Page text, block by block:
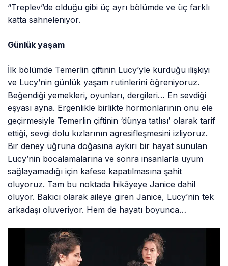
“Treplev”de olduğu gibi üç ayrı bölümde ve üç farklı
katta sahneleniyor.
Günlük yaşam
İlk bölümde Temerlin çiftinin Lucy’yle kurduğu ilişkiyi
ve Lucy’nin günlük yaşam rutinlerini öğreniyoruz.
Beğendiği yemekleri, oyunları, dergileri… En sevdiği
eşyası ayna. Ergenlikle birlikte hormonlarının onu ele
geçirmesiyle Temerlin çiftinin ‘dünya tatlısı’ olarak tarif
ettiği, sevgi dolu kızlarının agresifleşmesini izliyoruz.
Bir deney uğruna doğasına aykırı bir hayat sunulan
Lucy’nin bocalamalarına ve sonra insanlarla uyum
sağlayamadığı için kafese kapatılmasına şahit
oluyoruz. Tam bu noktada hikâyeye Janice dahil
oluyor. Bakıcı olarak aileye giren Janice, Lucy’nin tek
arkadaşı oluveriyor. Hem de hayatı boyunca…